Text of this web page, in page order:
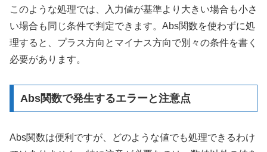
このような処理では、入力値が基準より大きい場合も小さ
い場合も同じ条件で判定できます。Abs関数を使わずに処
理すると、プラス方向とマイナス方向で別々の条件を書く
必要があります。
Abs関数で発生するエラーと注意点
Abs関数は便利ですが、どのような値でも処理できるわけ